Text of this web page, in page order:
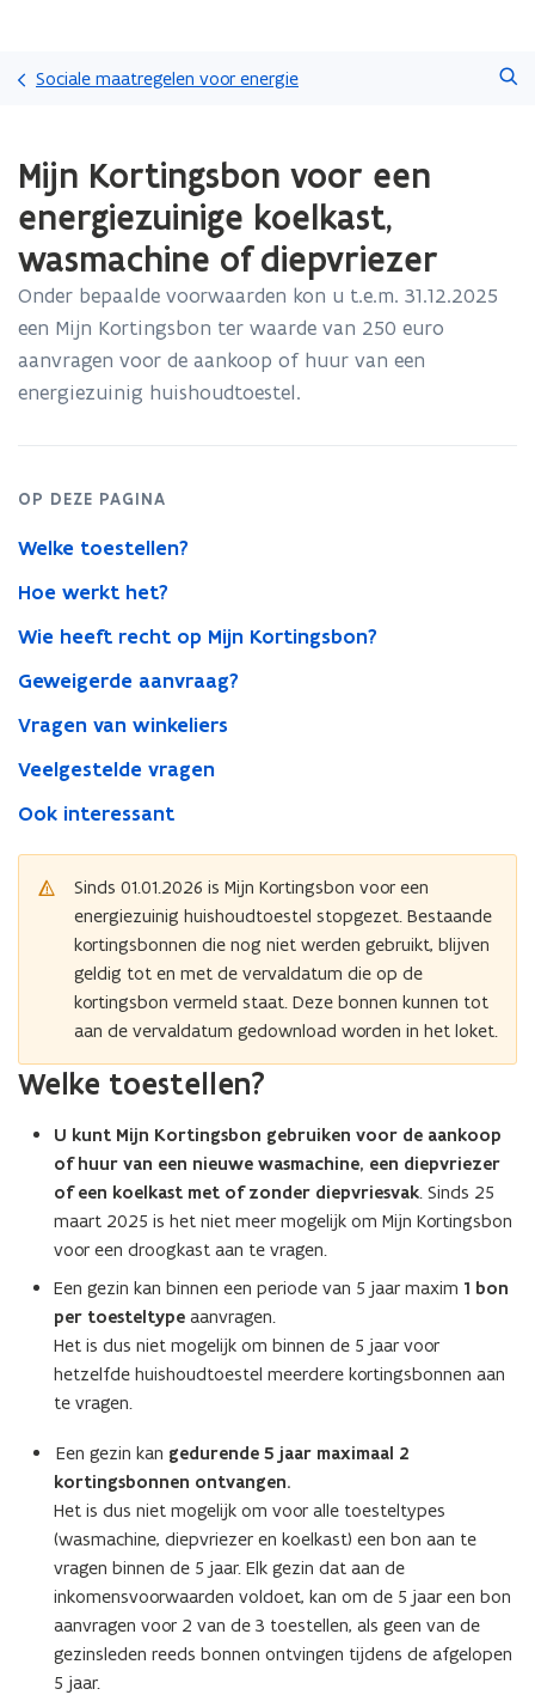
en
naar
gaan
Sociale maatregelen voor energie
met
laden.
zich
op:
Kortingsbon
voor
een
Mijn Kortingsbon voor een
energiezuinige koelkast,
wasmachine of diepvriezer
Onder bepaalde voorwaarden kon u t.e.m. 31.12.2025
een Mijn Kortingsbon ter waarde van 250 euro
aanvragen voor de aankoop of huur van een
energiezuinig huishoudtoestel.
OP DEZE PAGINA
Welke toestellen?
Hoe werkt het?
Wie heeft recht op Mijn Kortingsbon?
Geweigerde aanvraag?
Vragen van winkeliers
Veelgestelde vragen
Ook interessant
Sinds 01.01.2026 is Mijn Kortingsbon voor een
energiezuinig huishoudtoestel stopgezet. Bestaande
kortingsbonnen die nog niet werden gebruikt, blijven
geldig tot en met de vervaldatum die op de
kortingsbon vermeld staat. Deze bonnen kunnen tot
aan de vervaldatum gedownload worden in het loket.
Welke toestellen?
U kunt Mijn Kortingsbon gebruiken voor de aankoop
of huur van een nieuwe wasmachine, een diepvriezer
of een koelkast met of zonder diepvriesvak. Sinds 25
maart 2025 is het niet meer mogelijk om Mijn Kortingsbon
voor een droogkast aan te vragen.
Een gezin kan binnen een periode van 5 jaar maxim 1 bon
per toesteltype aanvragen.
Het is dus niet mogelijk om binnen de 5 jaar voor
hetzelfde huishoudtoestel meerdere kortingsbonnen aan
te vragen.
Een gezin kan gedurende 5 jaar maximaal 2
kortingsbonnen ontvangen.
Het is dus niet mogelijk om voor alle toesteltypes
(wasmachine, diepvriezer en koelkast) een bon aan te
vragen binnen de 5 jaar. Elk gezin dat aan de
inkomensvoorwaarden voldoet, kan om de 5 jaar een bon
aanvragen voor 2 van de 3 toestellen, als geen van de
gezinsleden reeds bonnen ontvingen tijdens de afgelopen
5 jaar.